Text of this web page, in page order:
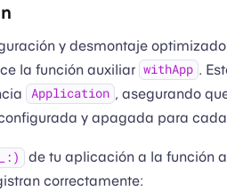
y desmontaje
la función auxiliar withApp .
Application , asegurando
y apagada para
de tu aplicación a la función
correctamente: